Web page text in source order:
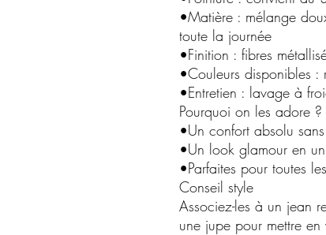
•Matière : mélange
toute la journée
•Finition : fibres
•Couleurs disponibles :
•Entretien : lavage à
Pourquoi on les adore ?
•Un confort absolu
•Un look glamour en
•Parfaites pour toutes
Conseil style
Associez-les à un jean
une jupe pour mettre